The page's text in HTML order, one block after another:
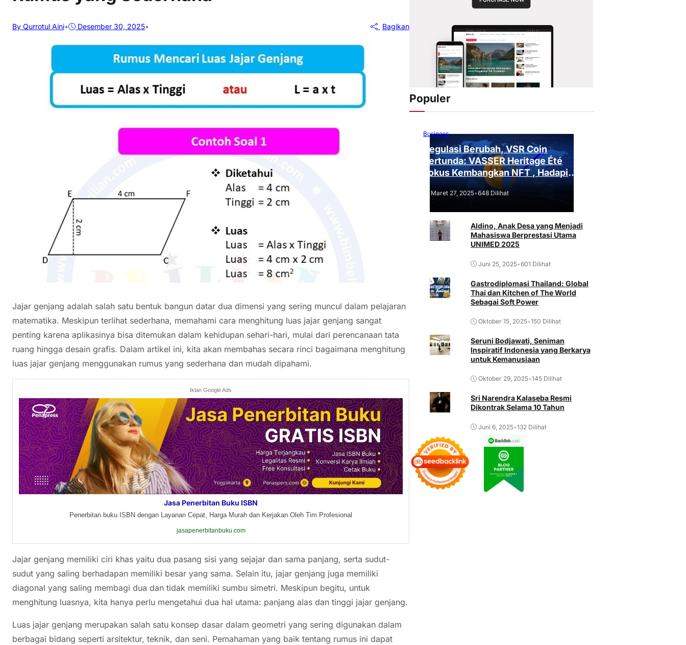
By Qurrotul Aini• Desember 30, 2025• Bagikan
Jajar genjang adalah salah satu bentuk bangun datar dua dimensi yang sering muncul dalam pelajaran
matematika. Meskipun terlihat sederhana, memahami cara menghitung luas jajar genjang sangat
penting karena aplikasinya bisa ditemukan dalam kehidupan sehari-hari, mulai dari perencanaan tata
ruang hingga desain grafis. Dalam artikel ini, kita akan membahas secara rinci bagaimana menghitung
luas jajar genjang menggunakan rumus yang sederhana dan mudah dipahami.
Iklan Google Ads
Jasa Penerbitan Buku ISBN
Penerbitan buku ISBN dengan Layanan Cepat, Harga Murah dan Kerjakan Oleh Tim Profesional
jasapenerbitanbuku.com
Jajar genjang memiliki ciri khas yaitu dua pasang sisi yang sejajar dan sama panjang, serta sudut-
sudut yang saling berhadapan memiliki besar yang sama. Selain itu, jajar genjang juga memiliki
diagonal yang saling membagi dua dan tidak memiliki sumbu simetri. Meskipun begitu, untuk
menghitung luasnya, kita hanya perlu mengetahui dua hal utama: panjang alas dan tinggi jajar genjang.
Luas jajar genjang merupakan salah satu konsep dasar dalam geometri yang sering digunakan dalam
berbagai bidang seperti arsitektur, teknik, dan seni. Pemahaman yang baik tentang rumus ini dapat
Populer
Business
Regulasi Berubah, VSR Coin
Tertunda: VASSER Heritage Été
Fokus Kembangkan NFT , Hadapi
Tantangan Regulasi!
Maret 27, 2025•648 Dilihat
Aldino, Anak Desa yang Menjadi
Mahasiswa Berprestasi Utama
UNIMED 2025
Juni 25, 2025•601 Dilihat
Gastrodiplomasi Thailand: Global
Thai dan Kitchen of The World
Sebagai Soft Power
Oktober 15, 2025•150 Dilihat
Seruni Bodjawati, Seniman
Inspiratif Indonesia yang Berkarya
untuk Kemanusiaan
Oktober 29, 2025•145 Dilihat
Sri Narendra Kalaseba Resmi
Dikontrak Selama 10 Tahun
Juni 6, 2025•132 Dilihat